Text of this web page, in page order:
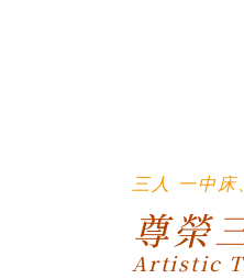
三人 一中床
尊榮
Artistic